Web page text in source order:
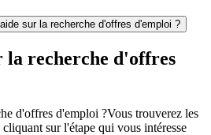
sur la recherche d'offres d'emploi ?
la recherche d'offres
d'offres d'emploi ?Vous trouverez les
sur l'étape qui vous intéresse